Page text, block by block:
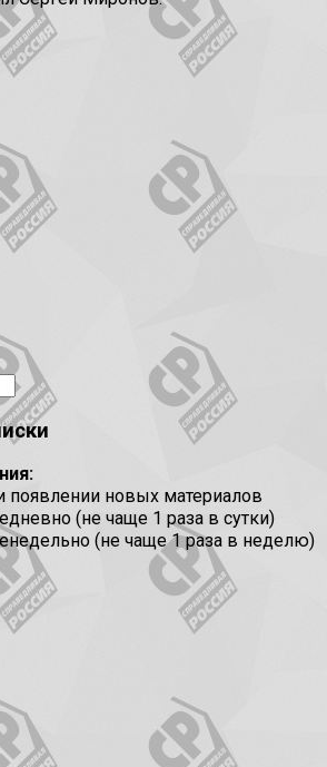
появлении новых материалов
(не чаще 1 раза в сутки)
(не чаще 1 раза в неделю)